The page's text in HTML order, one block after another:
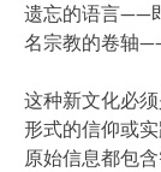
遗忘的语言——
名宗教的卷轴
这种新文化必
形式的信仰或
原始信息都包